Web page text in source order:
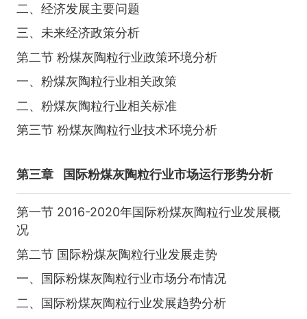
二、经济发展主要问题
三、未来经济政策分析
第二节 粉煤灰陶粒行业政策环境分析
一、粉煤灰陶粒行业相关政策
二、粉煤灰陶粒行业相关标准
第三节 粉煤灰陶粒行业技术环境分析
第三章 国际粉煤灰陶粒行业市场运行形势分析
第一节 2016-2020年国际粉煤灰陶粒行业发展概
况
第二节 国际粉煤灰陶粒行业发展走势
一、国际粉煤灰陶粒行业市场分布情况
二、国际粉煤灰陶粒行业发展趋势分析